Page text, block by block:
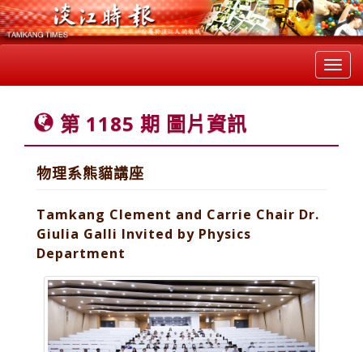
第 1185 期 圖片資訊
物理系熊貓講座
Tamkang Clement and Carrie Chair Dr.
Giulia Galli Invited by Physics
Department